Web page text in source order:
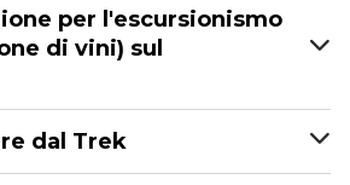
per l'escursionismo
di vini) sul
dal Trek